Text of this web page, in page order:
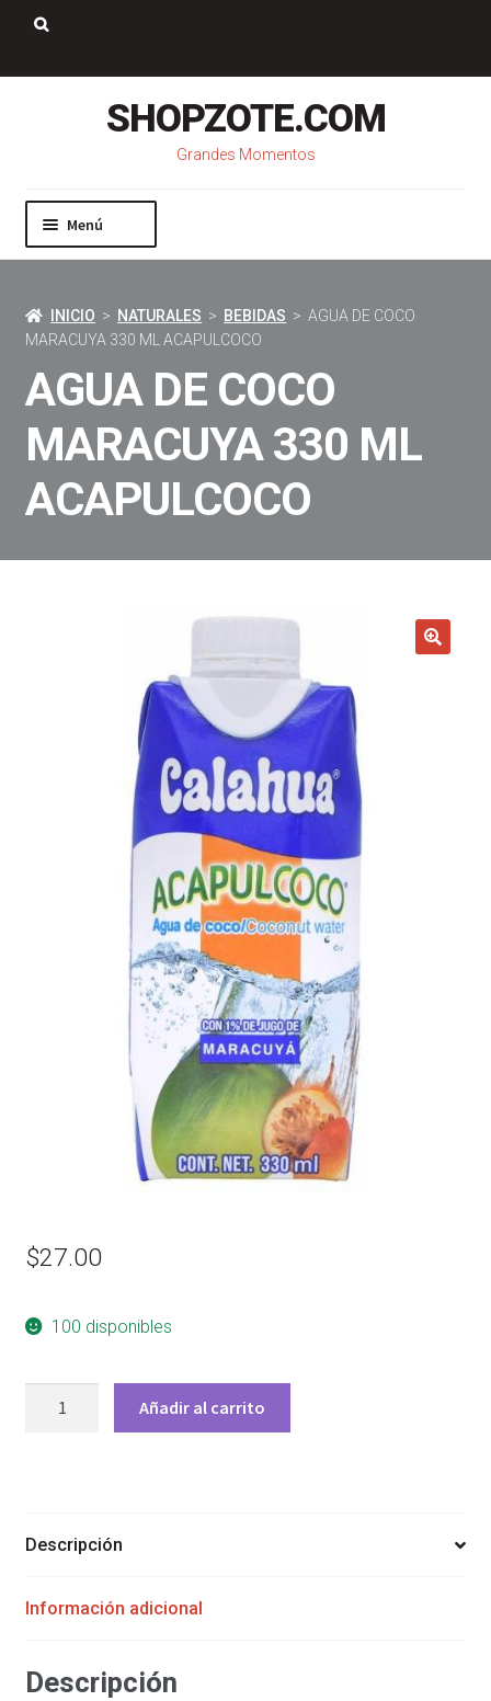
Saltar
navegación
Ir
contenido
SHOPZOTE.COM
Grandes Momentos
Menú
Mi cuenta
Pago
Contacto
INICIO > NATURALES > BEBIDAS > AGUA DE COCO
MARACUYA 330 ML ACAPULCOCO
AGUA DE COCO
MARACUYA 330 ML
ACAPULCOCO
$27.00
100 disponibles
ACAPULCOCO
Añadir al carrito
Descripción
Información adicional
Descripción